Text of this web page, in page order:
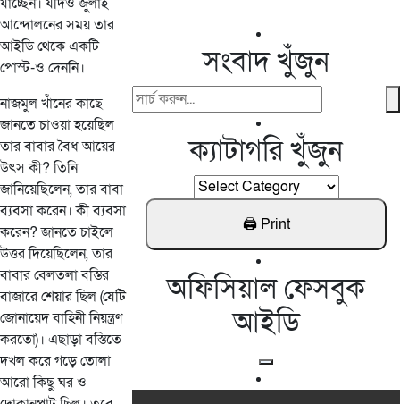
আন্দোলনের সময় তার
আইডি থেকে একটি
পোস্ট-ও দেননি।
নাজমুল খাঁনের কাছে
জানতে চাওয়া হয়েছিল
তার বাবার বৈধ আয়ের
উৎস কী? তিনি
জানিয়েছিলেন, তার বাবা
ব্যবসা করেন। কী ব্যবসা
করেন? জানতে চাইলে
উত্তর দিয়েছিলেন, তার
বাবার বেলতলা বস্তির
বাজারে শেয়ার ছিল (যেটি
জোনায়েদ বাহিনী নিয়ন্ত্রণ
করতো)। এছাড়া বস্তিতে
দখল করে গড়ে তোলা
আরো কিছু ঘর ও
সংবাদ খুঁজুন
Search
For:
ক্যাটাগরি খুঁজুন
ক্যাটাগরি
খুঁজুন
অফিসিয়াল ফেসবুক
আইডি